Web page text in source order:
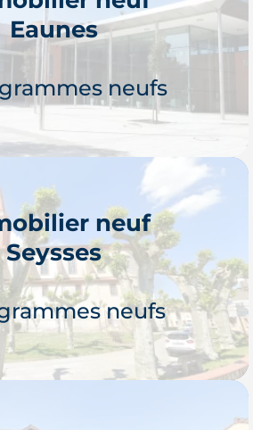
Eaunes
neufs
Je découvre
neuf
Seysses
neufs